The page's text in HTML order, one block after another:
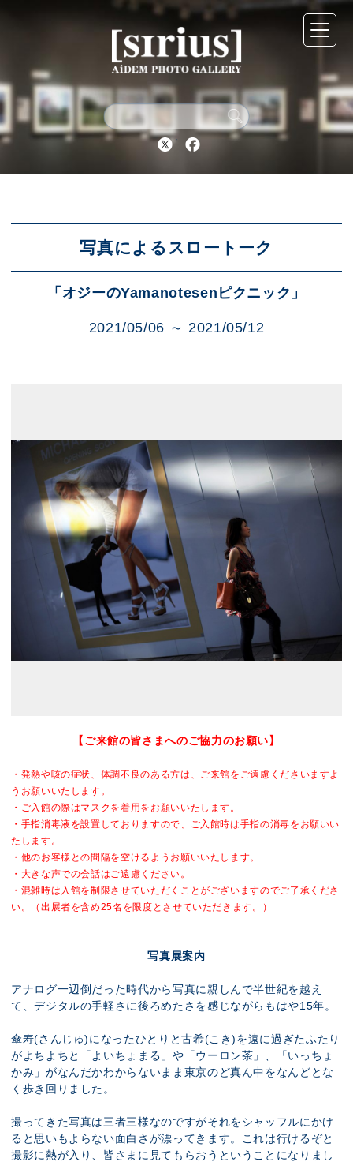
Twitter Facebook
写真によるスロートーク
「オジーのYamanotesenピクニック」
2021/05/06 ～ 2021/05/12
【ご来館の皆さまへのご協力のお願い】
・発熱や咳の症状、体調不良のある方は、ご来館をご遠慮くださいますよ
うお願いいたします。
・ご入館の際はマスクを着用をお願いいたします。
・手指消毒液を設置しておりますので、ご入館時は手指の消毒をお願いい
たします。
・他のお客様との間隔を空けるようお願いいたします。
・大きな声での会話はご遠慮ください。
・混雑時は入館を制限させていただくことがございますのでご了承くださ
い。
（出展者を含め25名を限度とさせていただきます。）
写真展案内
アナログ一辺倒だった時代から写真に親しんで半世紀を越え
て、デジタルの手軽さに後ろめたさを感じながらもはや15年。
傘寿(さんじゅ)になったひとりと古希(こき)を遠に過ぎたふたり
がよちよちと「よいちょまる」や「ウーロン茶」、「いっちょ
かみ」がなんだかわからないまま東京のど真ん中をなんどとな
く歩き回りました。
撮ってきた写真は三者三様なのですがそれをシャッフルにかけ
ると思いもよらない面白さが漂ってきます。これは行けるぞと
撮影に熱が入り、皆さまに見てもらおうということになりまし
シリウスについて
展示スケジュール